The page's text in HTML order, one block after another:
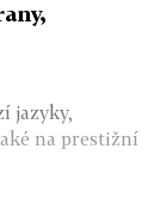
jazyky,
na prestižní